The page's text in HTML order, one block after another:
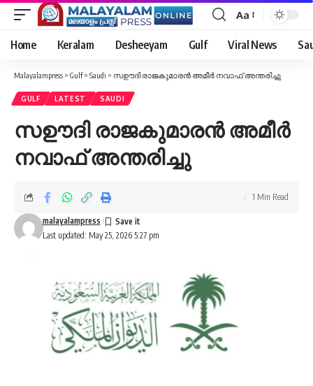
Font
Resizer
Aa
Home Keralam Desheeyam Gulf Viral News
Malayalampress > Gulf> Saudi > സഊദി രാജകുമാരൻ അമീർ നവാഫ് അന്തരിച്ചു
GULF LATEST SAUDI
സഊദി രാജകുമാരൻ അമീർ
നവാഫ് അന്തരിച്ചു
Last updated: May 25, 2026 5:27 pm
malayalampress
1 Min Read